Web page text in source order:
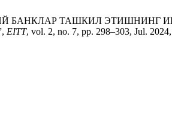
БАНКЛАР ТАШКИЛ
EITT, vol. 2, no. 7, pp. 298–303, Jul.